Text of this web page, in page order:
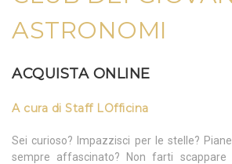
ASTRONOMI
ACQUISTA ONLINE
A cura di Staff LOfficina
Sei curioso? Impazzisci per le stelle?
sempre affascinato? Non farti